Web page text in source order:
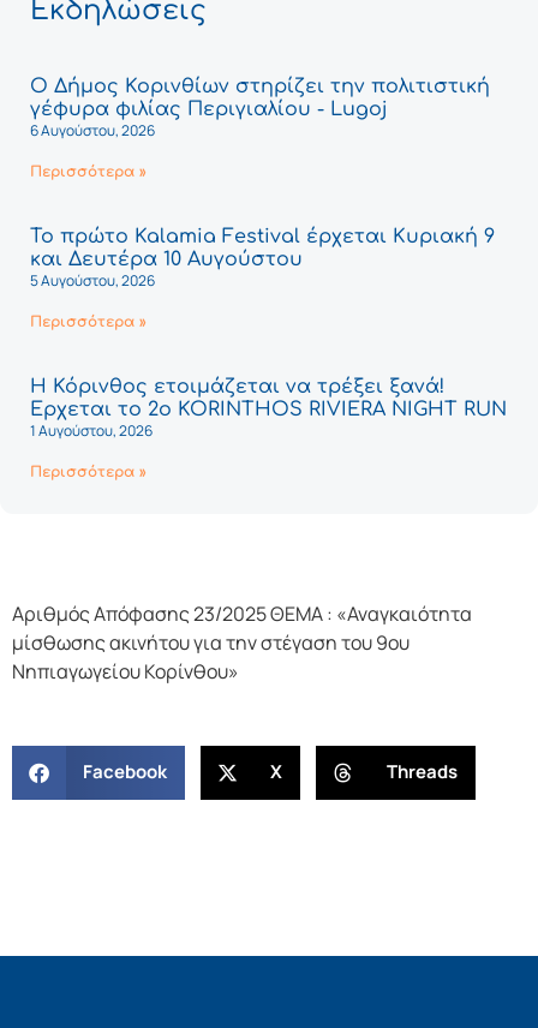
Εκδηλώσεις
Ο Δήμος Κορινθίων στηρίζει την πολιτιστική
γέφυρα φιλίας Περιγιαλίου - Lugoj
6 Αυγούστου, 2026
Περισσότερα »
Το πρώτο Kalamia Festival έρχεται Κυριακή 9
και Δευτέρα 10 Αυγούστου
5 Αυγούστου, 2026
Περισσότερα »
Η Κόρινθος ετοιμάζεται να τρέξει ξανά!
Έρχεται το 2ο KORINTHOS RIVIERA NIGHT RUN
1 Αυγούστου, 2026
Περισσότερα »
Αριθμός Απόφασης 23/2025 ΘΕΜΑ : «Αναγκαιότητα
μίσθωσης ακινήτου για την στέγαση του 9ου
Νηπιαγωγείου Κορίνθου»
Facebook X Threads